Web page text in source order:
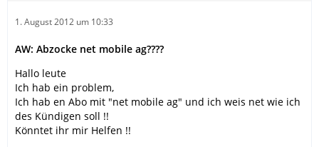
1. August 2012 um 10:33
AW: Abzocke net mobile ag????
Hallo leute
Ich hab ein problem,
Ich hab en Abo mit "net mobile ag" und ich weis net wie ich
des Kündigen soll !!
Könntet ihr mir Helfen !!